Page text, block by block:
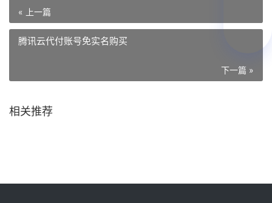
« 上一篇
腾讯云代付账号免实名购买
下一篇 »
相关推荐